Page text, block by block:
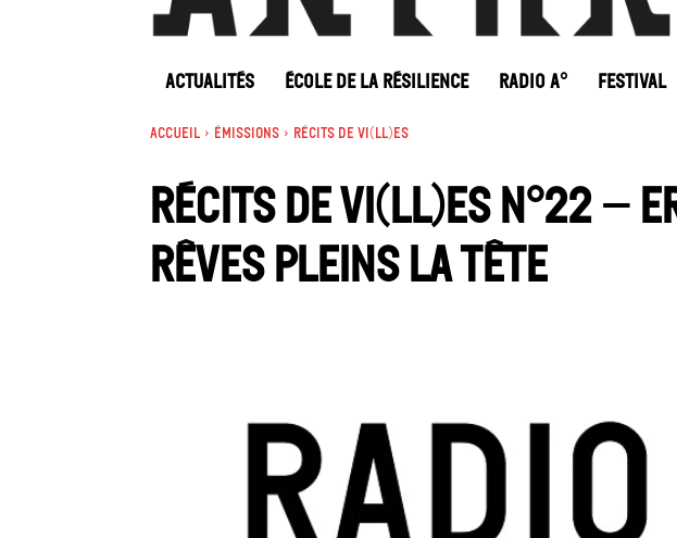
ACTUALITÉS ÉCOLE DE LA RÉSILIENCE RADIO A° FESTIVAL
Accueil Émissions Récits de Vi(ll)es
Récits de Vi(ll)es n°22 –
rêves pleins la tête